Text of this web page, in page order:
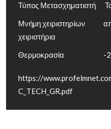
Τύπος Μετασχηματιστή
Μνήµη χειριστηρίων
χειριστήρια
Θερµοκρασία -
https://
C_TECH_GR.pdf